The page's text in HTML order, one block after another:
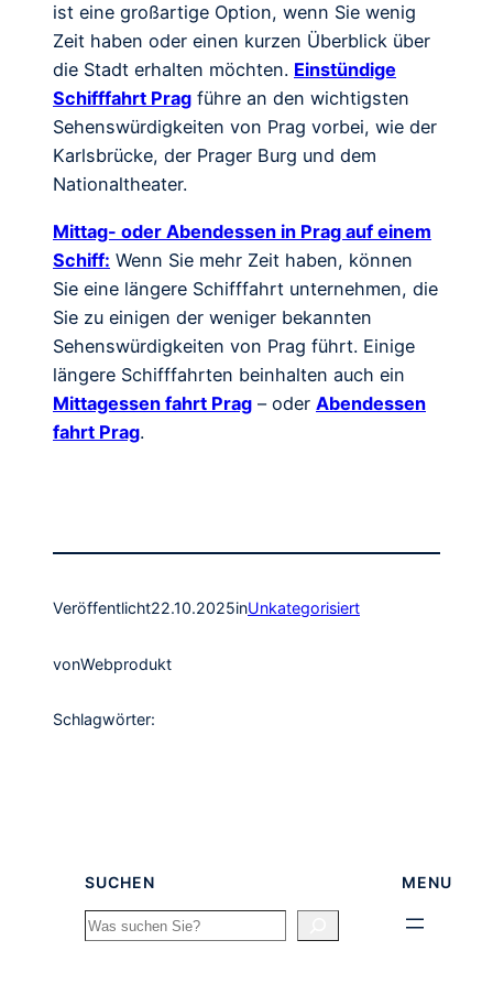
ist eine großartige Option, wenn Sie wenig
Zeit haben oder einen kurzen Überblick über
die Stadt erhalten möchten. Einstündige
Schifffahrt Prag führe an den wichtigsten
Sehenswürdigkeiten von Prag vorbei, wie der
Karlsbrücke, der Prager Burg und dem
Nationaltheater.
Mittag- oder Abendessen in Prag auf einem
Schiff: Wenn Sie mehr Zeit haben, können
Sie eine längere Schifffahrt unternehmen, die
Sie zu einigen der weniger bekannten
Sehenswürdigkeiten von Prag führt. Einige
längere Schifffahrten beinhalten auch ein
Mittagessen fahrt Prag – oder Abendessen
fahrt Prag.
Veröffentlicht22.10.2025inUnkategorisiert
vonWebprodukt
Schlagwörter:
SUCHEN
Search
MENU